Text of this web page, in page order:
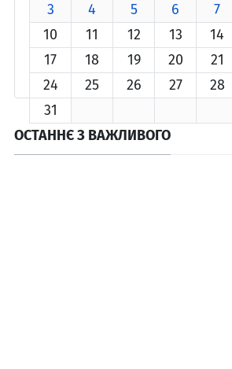
3
4 5 6 7
10
11 12 13 14
17
18 19 20 21
24
25 26 27 28
31
ОСТАННЄ З ВАЖЛИВОГО